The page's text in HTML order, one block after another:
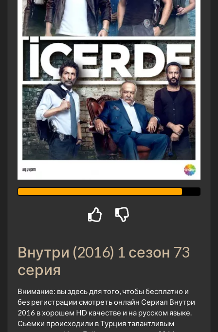
Внутри (2016) 1 сезон 73
серия
Внимание: вы здесь для того, чтобы бесплатно и
без регистрации смотреть онлайн Сериал Внутри
2016 в хорошем HD качестве и на русском языке.
Сьемки происходили в Турция талантливым